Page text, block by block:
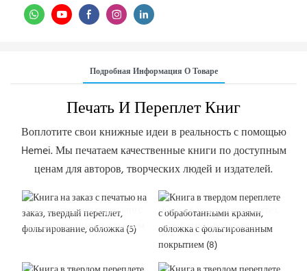
Подробная Информация О Товаре
Печать И Переплет Книг
Воплотите свои книжные идеи в реальность с помощью
Hemei. Мы печатаем качественные книги по доступным
ценам для авторов, творческих людей и издателей.
Книга в твердом переплете с
фольгированным покрытием
Книга в твердом переплете с
обработанными краями